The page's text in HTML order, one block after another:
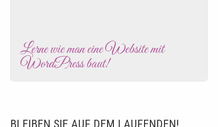
Lerne wie man eine Website mit
WordPress baut!
BLEIBEN SIE AUF DEM LAUFENDEN!